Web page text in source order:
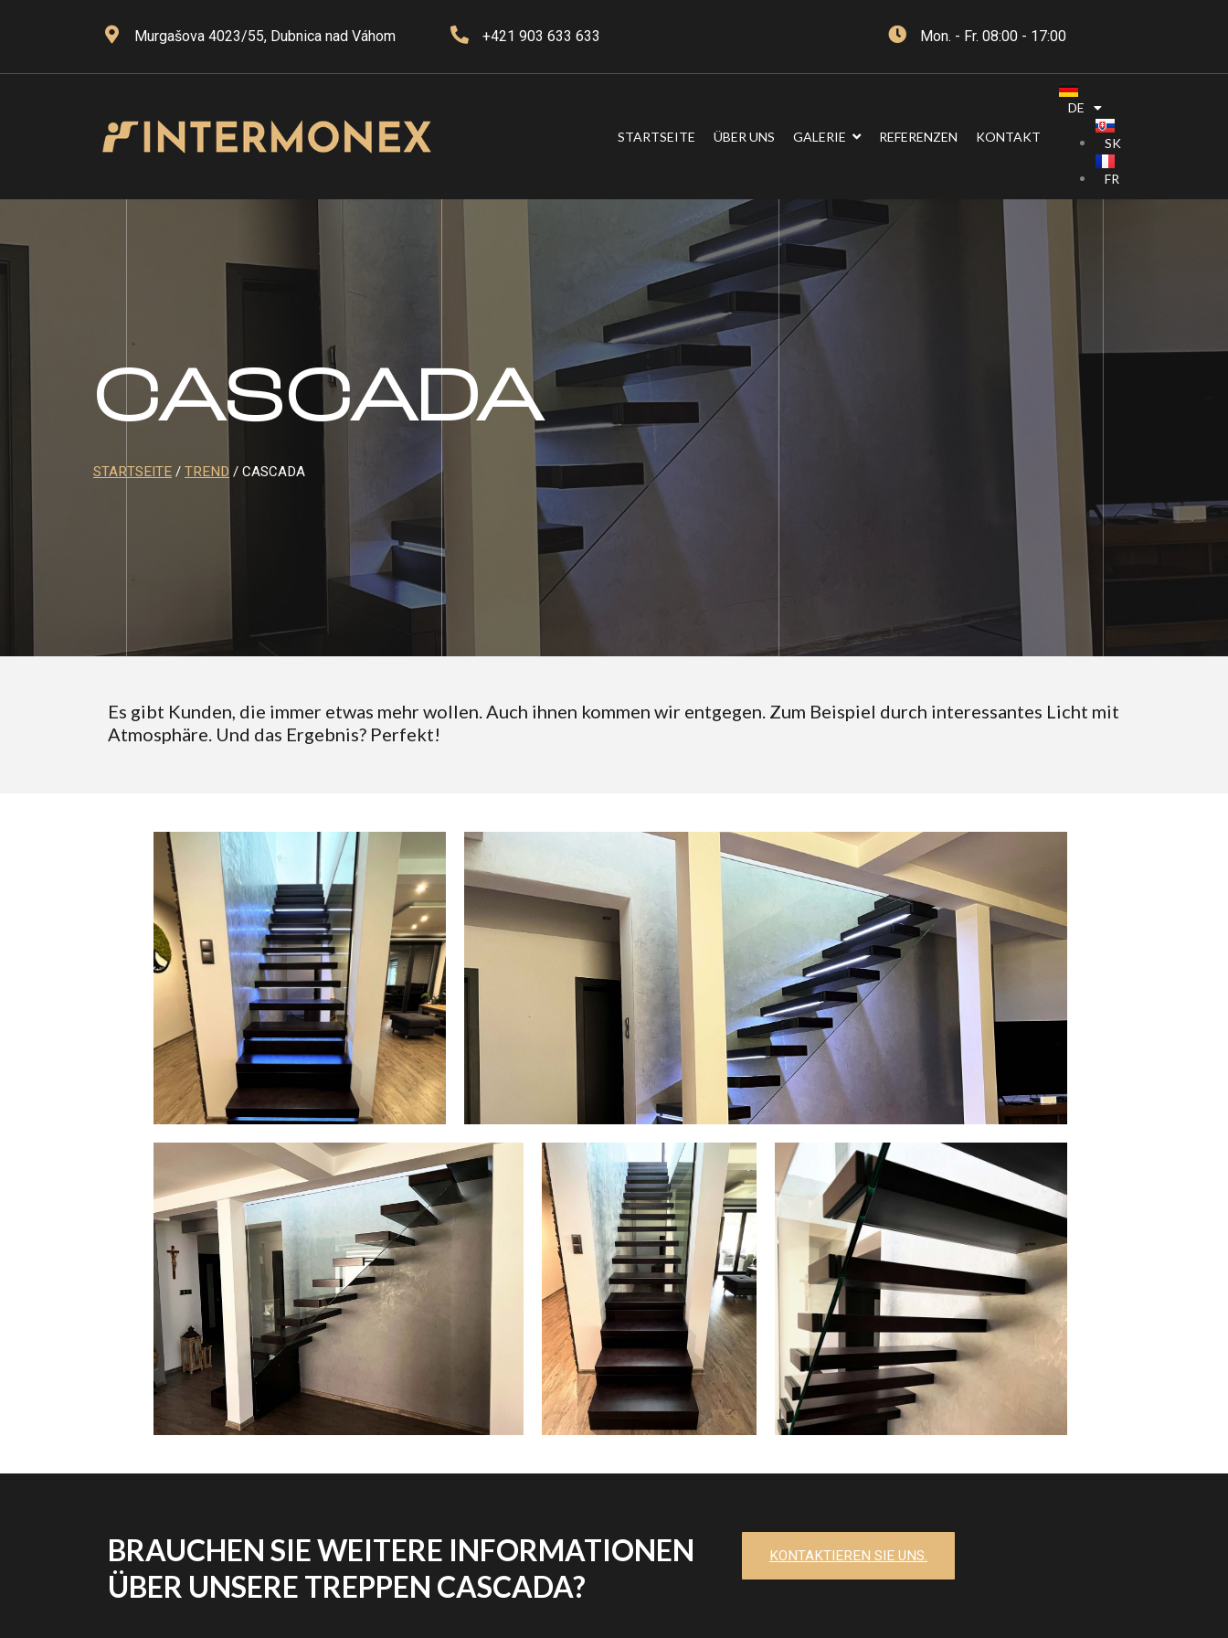
Murgašova 4023/55, Dubnica nad Váhom +421 903 633 633 Mon. - Fr. 08:00 - 17:00
STARTSEITE ÜBER UNS GALERIE REFERENZEN KONTAKT
DE
SK
FR
CASCADA
STARTSEITE/TREND / CASCADA
Es gibt Kunden, die immer etwas mehr wollen. Auch ihnen kommen wir entgegen. Zum Beispiel durch interessantes Licht mit
Atmosphäre. Und das Ergebnis? Perfekt!
BRAUCHEN SIE WEITERE INFORMATIONEN
ÜBER UNSERE TREPPEN CASCADA?
KONTAKTIEREN SIE UNS.